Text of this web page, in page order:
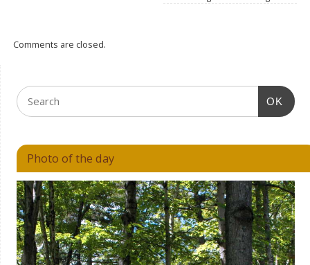
Comments are closed.
OK
Photo of the day